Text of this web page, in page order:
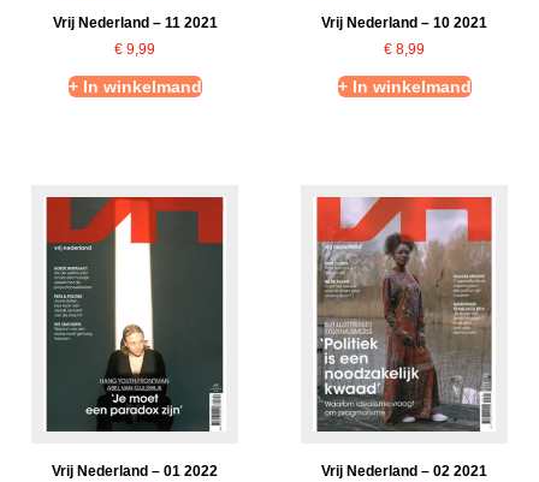
Vrij Nederland – 11 2021
€ 9,99
+ In winkelmand
Vrij Nederland – 10 2021
€ 8,99
+ In winkelmand
Vrij Nederland – 01 2022
Vrij Nederland – 02 2021